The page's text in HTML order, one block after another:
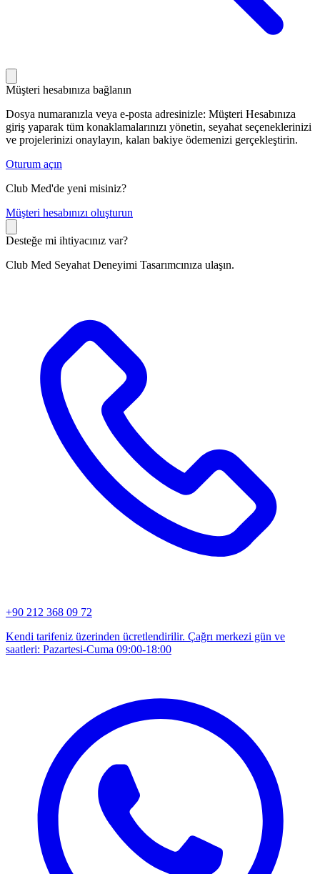
Müşteri hesabınıza bağlanın
Dosya numaranızla veya e-posta adresinizle: Müşteri Hesabınıza
giriş yaparak tüm konaklamalarınızı yönetin, seyahat seçeneklerinizi
ve projelerinizi onaylayın, kalan bakiye ödemenizi gerçekleştirin.
Oturum açın
Club Med'de yeni misiniz?
Müşteri hesabınızı oluşturun
Desteğe mi ihtiyacınız var?
Club Med Seyahat Deneyimi Tasarımcınıza ulaşın.
+90 212 368 09 72
Kendi tarifeniz üzerinden ücretlendirilir. Çağrı merkezi gün ve
saatleri: Pazartesi-Cuma 09:00-18:00